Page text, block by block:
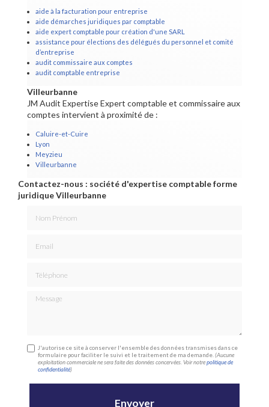
aide à la facturation pour entreprise
aide démarches juridiques par comptable
aide expert comptable pour création d'une SARL
assistance pour élections des délégués du personnel et comité
d’entreprise
audit commissaire aux comptes
audit comptable entreprise
Villeurbanne
JM Audit Expertise Expert comptable et commissaire aux
comptes intervient à proximité de :
Caluire-et-Cuire
Lyon
Meyzieu
Villeurbanne
Contactez-nous : société d'expertise comptable forme
juridique Villeurbanne
Message
J'autorise ce site à conserver l'ensemble des données transmises dans ce
formulaire pour faciliter le suivi et le traitement de ma demande.(Aucune
exploitation commerciale ne sera faite des données concervées. Voir notrepolitique de
confidentialité)